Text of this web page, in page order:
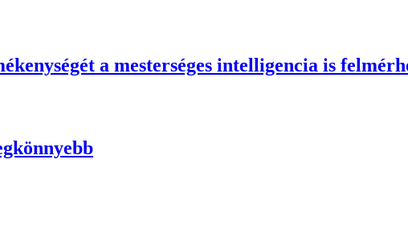
a mesterséges intelligencia is